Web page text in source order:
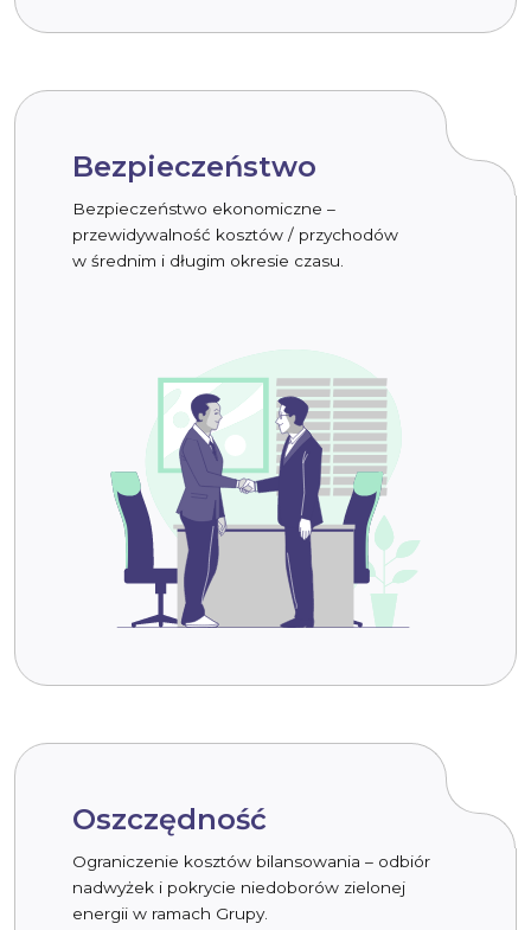
Bezpieczeństwo
Bezpieczeństwo ekonomiczne –
przewidywalność kosztów / przychodów
w średnim i długim okresie czasu.
Oszczędność
Ograniczenie kosztów bilansowania – odbiór
nadwyżek i pokrycie niedoborów zielonej
energii w ramach Grupy.